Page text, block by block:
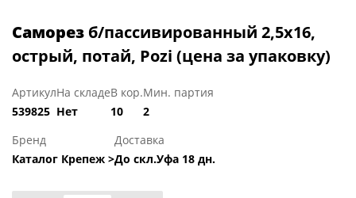
Саморез б/пассивированный 2,5х16,
острый, потай, Pozi (цена за упаковку)
Артикул
539825
На складе
Нет
В кор.
10
Мин. партия
2
Бренд
Каталог Крепеж >
Доставка
До скл.Уфа 18 дн.